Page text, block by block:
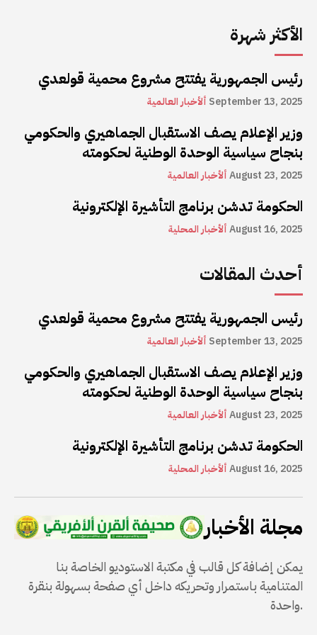
الأكثر شهرة
رئيس الجمهورية يفتتح مشروع محمية قولعدي
ألأخبار العالمية September 13, 2025
وزير الإعلام يصف الاستقبال الجماهيري والحكومي
بنجاح سياسية الوحدة الوطنية لحكومته
ألأخبار العالميةAugust 23, 2025
الحكومة تدشن برنامج التأشيرة الإلكترونية
ألأخبار المحليةAugust 16, 2025
أحدث المقالات
رئيس الجمهورية يفتتح مشروع محمية قولعدي
ألأخبار العالمية September 13, 2025
وزير الإعلام يصف الاستقبال الجماهيري والحكومي
بنجاح سياسية الوحدة الوطنية لحكومته
ألأخبار العالميةAugust 23, 2025
الحكومة تدشن برنامج التأشيرة الإلكترونية
ألأخبار المحليةAugust 16, 2025
مجلة الأخبار
يمكن إضافة كل قالب في مكتبة الاستوديو الخاصة بنا
المتنامية باستمرار وتحريكه داخل أي صفحة بسهولة بنقرة
واحدة.